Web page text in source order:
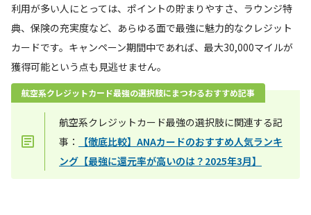
利用が多い人にとっては、ポイントの貯まりやすさ、ラウンジ特
典、保険の充実度など、あらゆる面で最強に魅力的なクレジット
カードです。キャンペーン期間中であれば、最大30,000マイルが
獲得可能という点も見逃せません。
航空系クレジットカード最強の選択肢にまつわるおすすめ記事
航空系クレジットカード最強の選択肢に関連する記
事：
【徹底比較】ANAカードのおすすめ人気ランキ
ング【最強に還元率が高いのは？2025年3月】